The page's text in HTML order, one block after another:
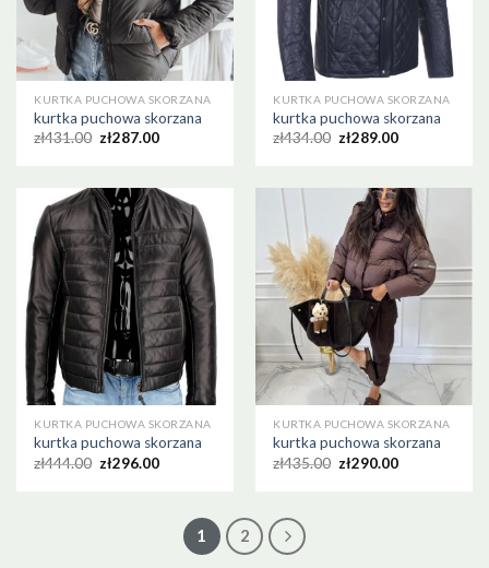
KURTKA PUCHOWA SKORZANA
kurtka puchowa skorzana
zł431.00 zł287.00
KURTKA PUCHOWA SKORZANA
kurtka puchowa skorzana
zł434.00 zł289.00
KURTKA PUCHOWA SKORZANA
kurtka puchowa skorzana
zł444.00 zł296.00
KURTKA PUCHOWA SKORZANA
kurtka puchowa skorzana
zł435.00 zł290.00
1 2